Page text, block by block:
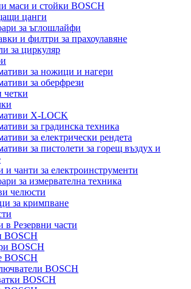
маси и стойки BOSCH
цанги
за ъглошлайфи
и филтри за прахоулавяне
за циркуляр
за ножици и нагери
за оберфрези
четки
X-LOCK
за градинска техника
за електрически рендета
за пистолети за горещ въздух и
и чанти за електроинструменти
за измервателна техника
челюсти
за кримпване
в Резервни части
BOSCH
BOSCH
BOSCH
BOSCH
BOSCH